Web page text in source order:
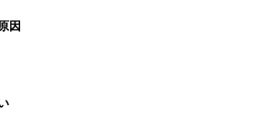
因